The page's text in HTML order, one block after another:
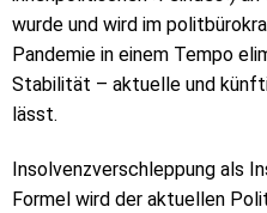
wurde und wird im
Pandemie in einem Tempo
Stabilität – aktuelle und
lässt.
Insolvenzverschleppung als
Formel wird der aktuellen